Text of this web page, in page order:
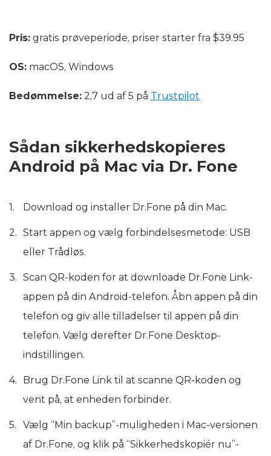
Pris: gratis prøveperiode, priser starter fra $39.95
OS: macOS, Windows
Bedømmelse: 2,7 ud af 5 på Trustpilot
Sådan sikkerhedskopieres
Android på Mac via Dr. Fone
Download og installer Dr.Fone på din Mac.
Start appen og vælg forbindelsesmetode: USB
eller Trådløs.
Scan QR-koden for at downloade Dr.Fone Link-
appen på din Android-telefon. Åbn appen på din
telefon og giv alle tilladelser til appen på din
telefon. Vælg derefter Dr.Fone Desktop-
indstillingen.
Brug Dr.Fone Link til at scanne QR-koden og
vent på, at enheden forbinder.
Vælg “Min backup”-muligheden i Mac-versionen
af Dr.Fone, og klik på “Sikkerhedskopiér nu”-